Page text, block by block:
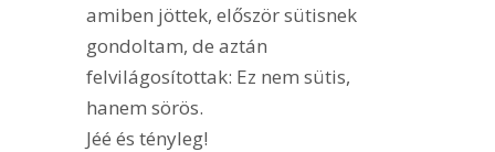
amiben jöttek, először sütisnek
gondoltam, de aztán
felvilágosítottak: Ez nem sütis,
hanem sörös.
Jéé és tényleg!